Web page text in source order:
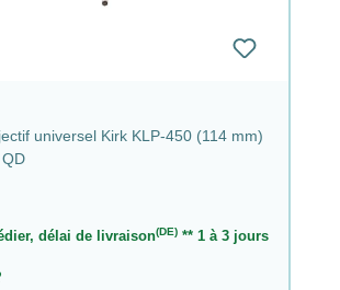
universel Kirk KLP-450 (114 mm)
délai de livraison(DE)** 1 à 3 jours